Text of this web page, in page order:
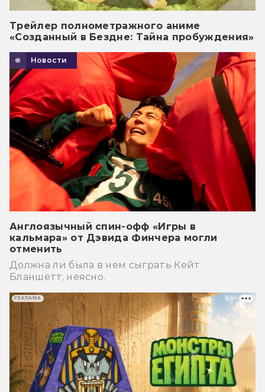
Трейлер полнометражного аниме
«Созданный в Бездне: Тайна пробуждения»
Новости
Англоязычный спин-офф «Игры в
кальмара» от Дэвида Финчера могли
отменить
Должна ли была в нем сыграть Кейт
Бланшетт, неясно.
РЕКЛАМА